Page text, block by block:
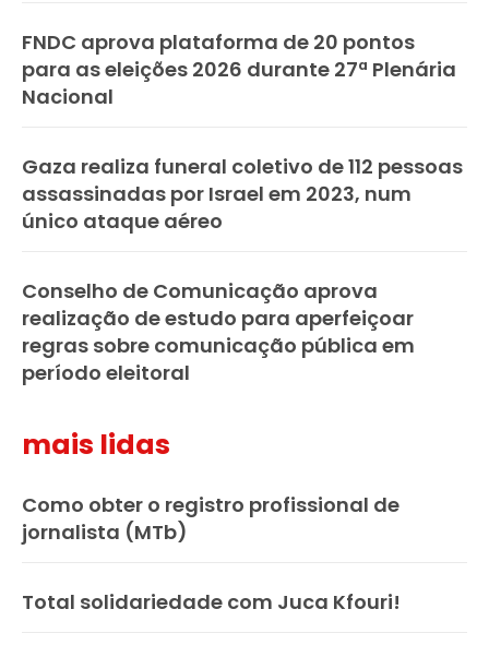
FNDC aprova plataforma de 20 pontos
para as eleições 2026 durante 27ª Plenária
Nacional
Gaza realiza funeral coletivo de 112 pessoas
assassinadas por Israel em 2023, num
único ataque aéreo
Conselho de Comunicação aprova
realização de estudo para aperfeiçoar
regras sobre comunicação pública em
período eleitoral
mais lidas
Como obter o registro profissional de
jornalista (MTb)
Total solidariedade com Juca Kfouri!